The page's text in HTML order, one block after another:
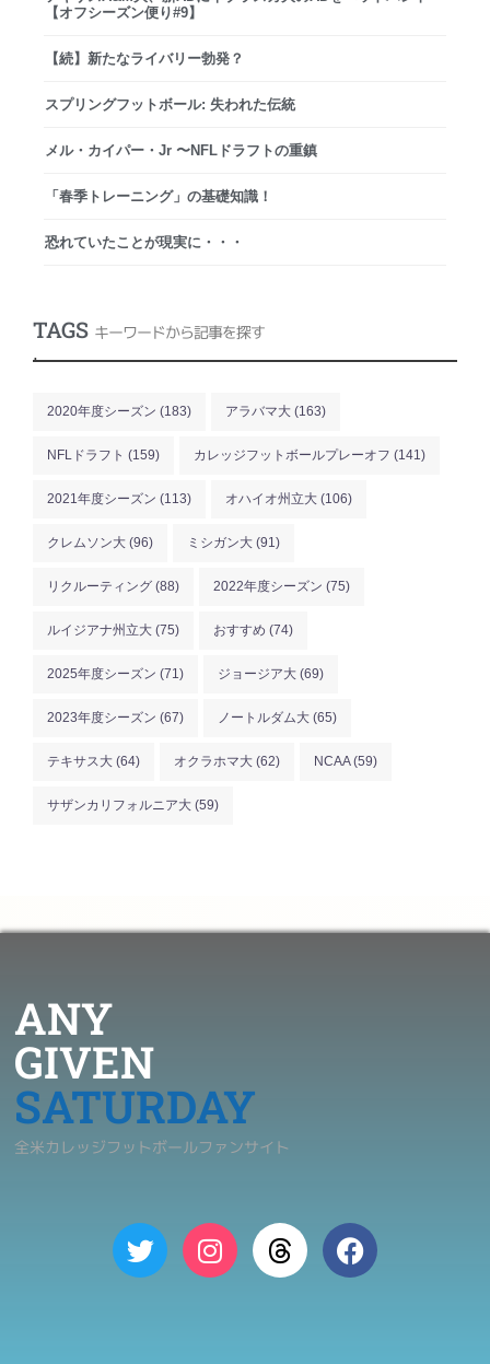
【オフシーズン便り#9】
【続】新たなライバリー勃発？
スプリングフットボール: 失われた伝統
メル・カイパー・Jr 〜NFLドラフトの重鎮
「春季トレーニング」の基礎知識！
恐れていたことが現実に・・・
TAGS キーワードから記事を探す
.
2020年度シーズン (183) アラバマ大 (163)
NFLドラフト (159) カレッジフットボールプレーオフ (141)
2021年度シーズン (113) オハイオ州立大 (106)
クレムソン大 (96) ミシガン大 (91)
リクルーティング (88) 2022年度シーズン (75)
ルイジアナ州立大 (75) おすすめ (74)
2025年度シーズン (71) ジョージア大 (69)
2023年度シーズン (67) ノートルダム大 (65)
テキサス大 (64) オクラホマ大 (62) NCAA(59)
サザンカリフォルニア大 (59)
ANY
GIVEN
SATURDAY
全米カレッジフットボールファンサイト